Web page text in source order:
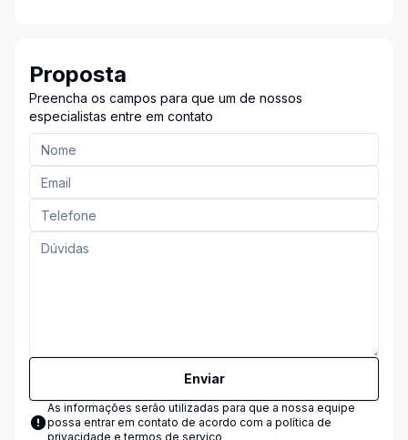
Proposta
Preencha os campos para que um de nossos
especialistas entre em contato
Enviar
As informações serão utilizadas para que a nossa equipe
possa entrar em contato de acordo com a política de
privacidade e termos de serviço